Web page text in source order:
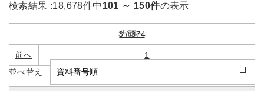
検索結果 :18,678件中 101 ～ 150件の表示
3 / 374
先頭へ
前へ 1
並べ替え